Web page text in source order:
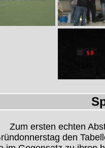
Zum ersten echten
den